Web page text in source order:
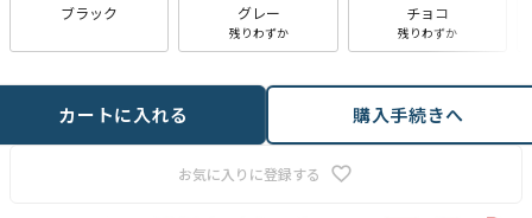
ブラック グレー
残りわずか
チョコ
残りわずか
お気に入りに登録する
カートに入れる 購入手続きへ